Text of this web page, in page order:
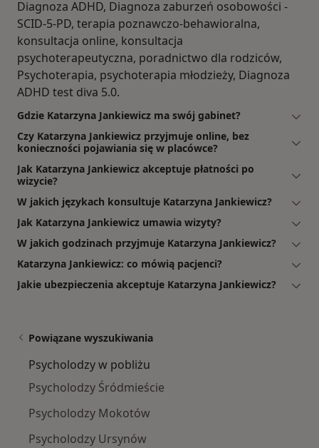
Diagnoza ADHD, Diagnoza zaburzeń osobowości -
SCID-5-PD, terapia poznawczo-behawioralna,
konsultacja online, konsultacja
psychoterapeutyczna, poradnictwo dla rodziców,
Psychoterapia, psychoterapia młodzieży, Diagnoza
ADHD test diva 5.0.
Gdzie Katarzyna Jankiewicz ma swój gabinet?
Czy Katarzyna Jankiewicz przyjmuje online, bez
konieczności pojawiania się w placówce?
Jak Katarzyna Jankiewicz akceptuje płatności po
wizycie?
W jakich językach konsultuje Katarzyna Jankiewicz?
Jak Katarzyna Jankiewicz umawia wizyty?
W jakich godzinach przyjmuje Katarzyna Jankiewicz?
Katarzyna Jankiewicz: co mówią pacjenci?
Jakie ubezpieczenia akceptuje Katarzyna Jankiewicz?
Powiązane wyszukiwania
Psycholodzy w pobliżu
Psycholodzy Śródmieście
Psycholodzy Mokotów
Psycholodzy Ursynów